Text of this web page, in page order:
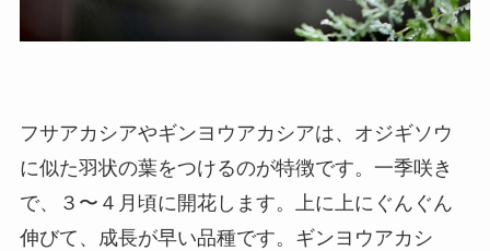
フサアカシアやギンヨウアカシアは、オジギソウ
に似た羽状の葉をつけるのが特徴です。一季咲き
で、３〜４月頃に開花します。上に上にぐんぐん
伸びて、成長が早い品種です。ギンヨウアカシ